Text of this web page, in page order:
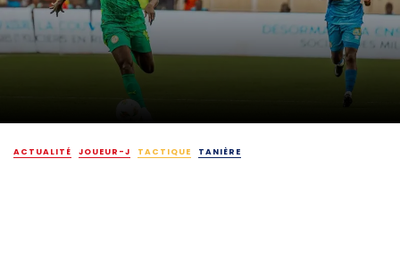
ACTUALITÉ JOUEUR-J TACTIQUE TANIÈRE